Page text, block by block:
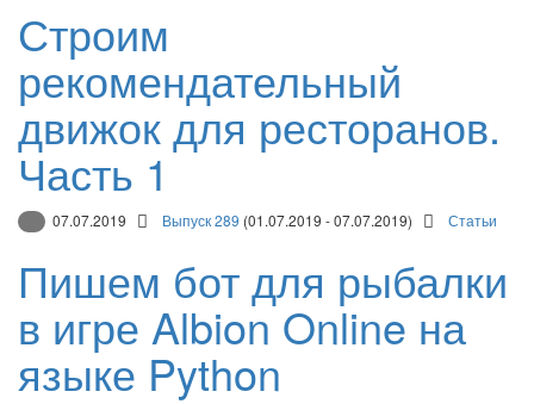
Строим
рекомендательный
движок для ресторанов.
Часть 1
07.07.2019 Выпуск 289 (01.07.2019 - 07.07.2019) Статьи
Пишем бот для рыбалки
в игре Albion Online на
языке Python